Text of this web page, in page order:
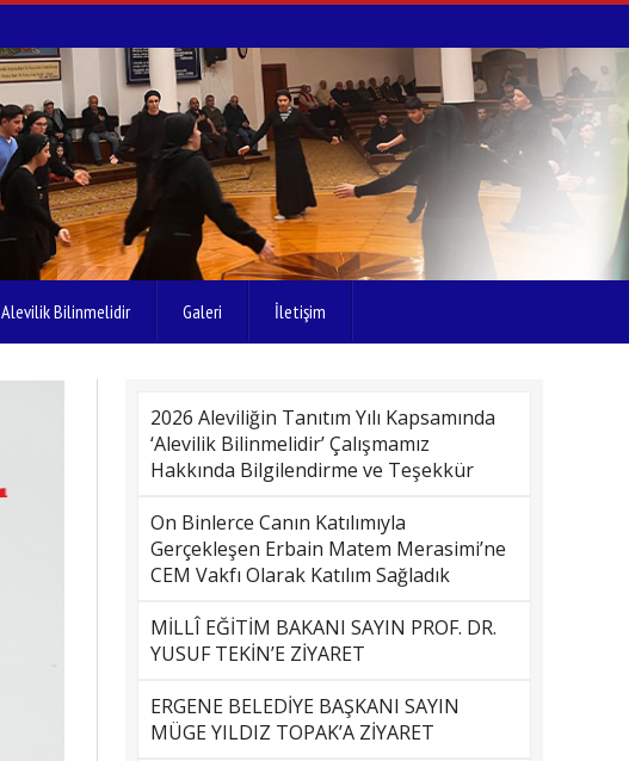
Alevilik Bilinmelidir Galeri İletişim
2026 Aleviliğin Tanıtım Yılı Kapsamında
‘Alevilik Bilinmelidir’ Çalışmamız
Hakkında Bilgilendirme ve Teşekkür
On Binlerce Canın Katılımıyla
Gerçekleşen Erbain Matem Merasimi’ne
CEM Vakfı Olarak Katılım Sağladık
MİLLÎ EĞİTİM BAKANI SAYIN PROF. DR.
YUSUF TEKİN’E ZİYARET
ERGENE BELEDİYE BAŞKANI SAYIN
MÜGE YILDIZ TOPAK’A ZİYARET